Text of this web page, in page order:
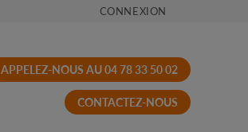
CONNEXION
APPELEZ-NOUS AU 04 78 33 50 02
CONTACTEZ-NOUS